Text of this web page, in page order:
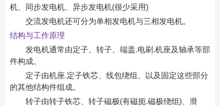
机、同步发电机、异步发电机(很少采用)
交流发电机还可分为单相发电机与三相发电机。
结构与工作原理
发电机通常由定子、转子、端盖.电刷.机座及轴承等部
件构成。
定子由机座.定子铁芯、线包绕组、以及固定这些部分
的其他结构件组成。
转子由转子铁芯、转子磁极(有磁扼.磁极绕组)、滑